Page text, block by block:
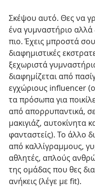
Σκέψου αυτό. Θες να
ένα γυμναστήριο αλλά
πιο. Έχεις μπροστά σου
διαφημιστικές
ξεχωριστά
διαφημίζεται από
εγχώριους influencer
τα πρόσωπα για
από απορρυπαντικά,
μακιγιάζ, αυτοκίνητα
φανταστείς). Το άλλο
από καλλίγραμμους,
αθλητές, απλούς
της ομάδας που θες
ανήκεις (λέγε με fit).